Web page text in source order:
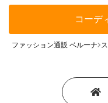
コーデ
ファッション通販 ベルーナ